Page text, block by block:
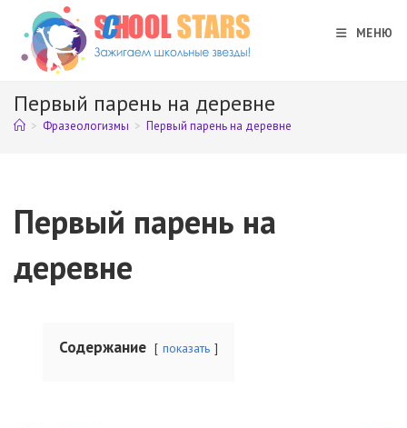
Перейти
содержимому
МЕНЮ
Первый парень на деревне
> Фразеологизмы > Первый парень на деревне
Первый парень на
деревне
Содержание показать